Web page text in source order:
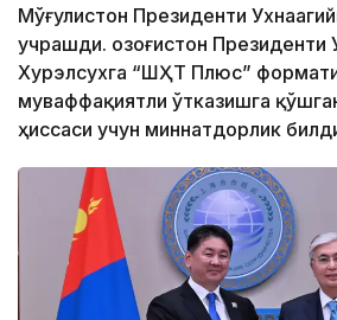
Мўғулистон Президенти
учрашди. Қозоғистон Президенти
Хурэлсухга “ШҲТ Плюс”
муваффақиятли ўтказишга
ҳиссаси учун миннатдорлик